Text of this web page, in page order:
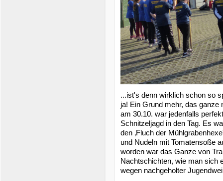
...ist's denn wirklich schon so
ja! Ein Grund mehr, das
am 30.10. war jedenfalls
Schnitzeljagd in den Tag. Es
den ‚Fluch der
und Nudeln mit Tomatensoße
worden war das Ganze von
Nachtschichten, wie man sich
wegen nachgeholter